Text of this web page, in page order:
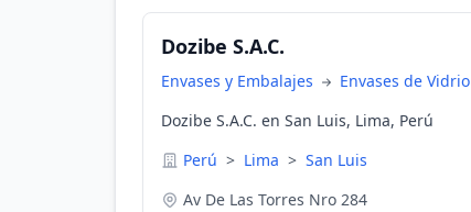
Dozibe S.A.C.
Envases y Embalajes
Envases de Vidrio
Dozibe S.A.C. en San Luis, Lima, Perú
Perú > Lima > San Luis
Av De Las Torres Nro 284